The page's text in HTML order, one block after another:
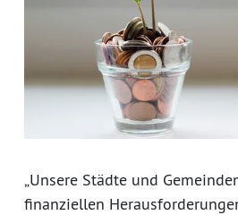
„Unsere Städte und
finanziellen